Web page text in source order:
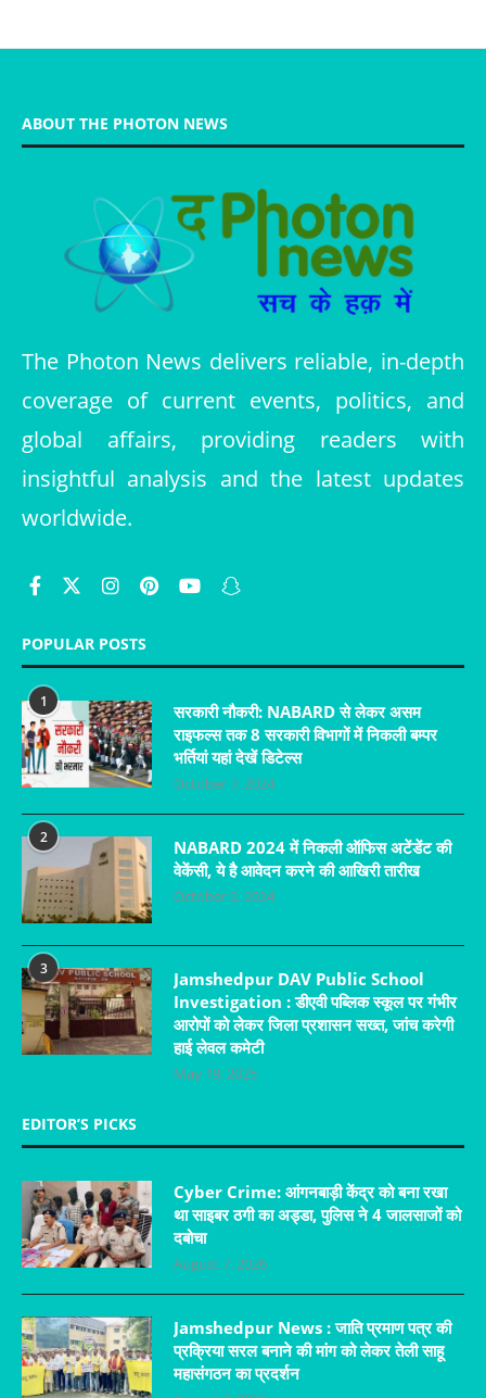
ABOUT THE PHOTON NEWS
The Photon News delivers reliable, in-depth
coverage of current events, politics, and
global affairs, providing readers with
insightful analysis and the latest updates
worldwide.
POPULAR POSTS
1
सरकारी नौकरी: NABARD से लेकर असम
राइफल्स तक 8 सरकारी विभागों में निकली बम्पर
भर्तियां यहां देखें डिटेल्स
October 7, 2024
2
NABARD 2024 में निकली ऑफिस अटेंडेंट की
वेकेंसी, ये है आवेदन करने की आखिरी तारीख
October 2, 2024
3
Jamshedpur DAV Public School
Investigation : डीएवी पब्लिक स्कूल पर गंभीर
आरोपों को लेकर जिला प्रशासन सख्त, जांच करेगी
हाई लेवल कमेटी
May 19, 2025
EDITOR’S PICKS
Cyber Crime: आंगनबाड़ी केंद्र को बना रखा
था साइबर ठगी का अड्डा, पुलिस ने 4 जालसाजों को
दबोचा
August 7, 2026
Jamshedpur News : जाति प्रमाण पत्र की
प्रक्रिया सरल बनाने की मांग को लेकर तेली साहू
महासंगठन का प्रदर्शन